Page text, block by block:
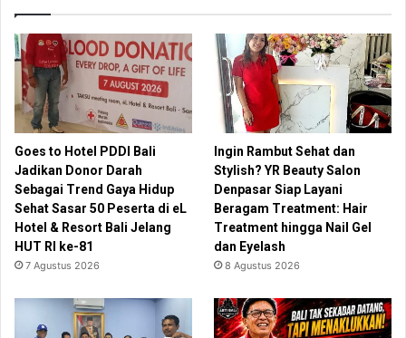
Goes to Hotel PDDI Bali
Jadikan Donor Darah
Sebagai Trend Gaya Hidup
Sehat Sasar 50 Peserta di eL
Hotel & Resort Bali Jelang
HUT RI ke-81
7 Agustus 2026
Ingin Rambut Sehat dan
Stylish? YR Beauty Salon
Denpasar Siap Layani
Beragam Treatment: Hair
Treatment hingga Nail Gel
dan Eyelash
8 Agustus 2026